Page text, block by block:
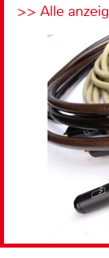
>> Alle